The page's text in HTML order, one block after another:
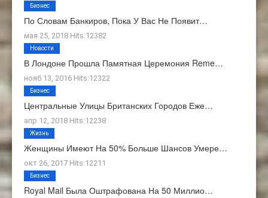
По Словам Банкиров, Пока У Вас Не Появит…
мая 25, 2018 Hits:12382
Бизнес
В Лондоне Прошла Памятная Церемония Reme…
нояб 13, 2016 Hits:12322
Новости
Центральные Улицы Британских Городов Еже…
апр 12, 2018 Hits:12238
Бизнес
Женщины Имеют На 50% Больше Шансов Умере…
окт 26, 2017 Hits:12211
Жизнь
Royal Mail Была Оштрафована На 50 Миллио…
Бизнес